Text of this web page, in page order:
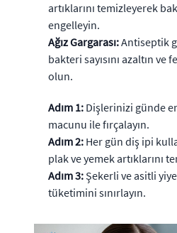
artıklarını temizleyerek
engelleyin.
Ağız Gargarası:Antiseptik
bakteri sayısını azaltın
olun.
Adım 1: Dişlerinizi günde
macunu ile fırçalayın.
Adım 2: Her gün diş ipi
plak ve yemek artıklarını
Adım 3: Şekerli ve asitli
tüketimini sınırlayın.